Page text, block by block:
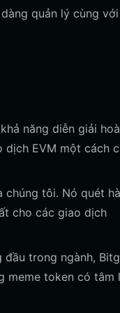
quản lý cùng
năng diễn giải
EVM một cách
chúng tôi. Nó quét
cho các giao dịch
trong ngành,
meme token có tâm